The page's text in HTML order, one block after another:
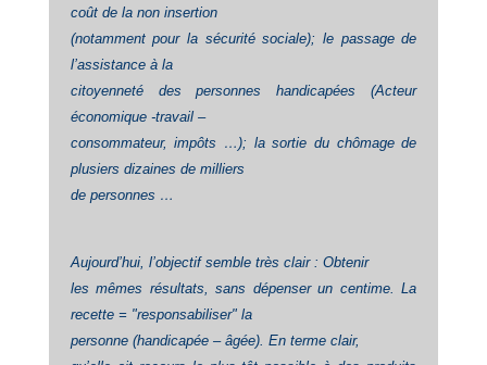
coût de la non insertion
(notamment pour la sécurité sociale); le passage de
l’assistance à la
citoyenneté des personnes handicapées (Acteur
économique -travail –
consommateur, impôts …); la sortie du chômage de
plusiers dizaines de milliers
de personnes …
Aujourd’hui, l’objectif semble très clair : Obtenir
les mêmes résultats, sans dépenser un centime. La
recette = "responsabiliser" la
personne (handicapée – âgée). En terme clair,